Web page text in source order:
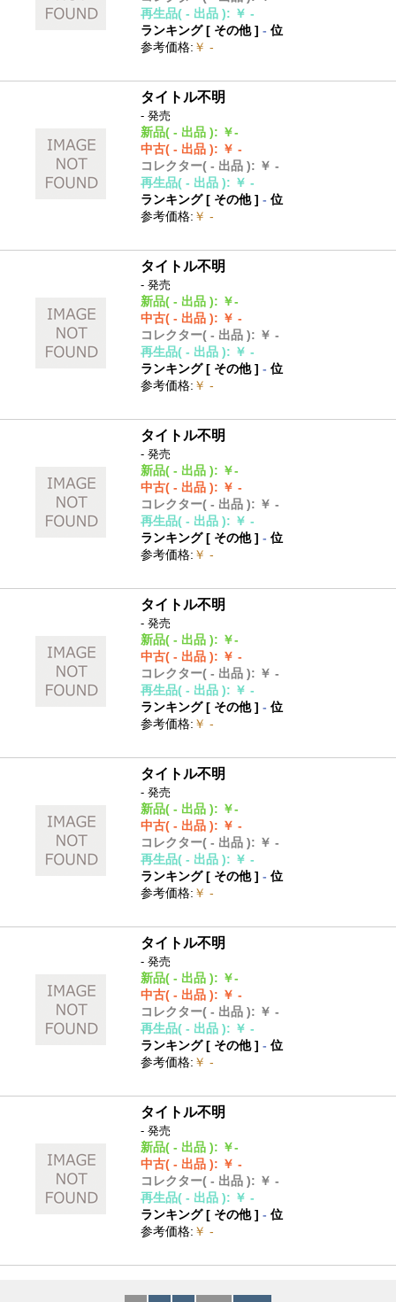
再生品( - 出品 ): ￥ -
ランキング [ その他]- 位
参考価格: ￥ -
タイトル不明
- 発売
新品( - 出品 ): ￥-
中古( - 出品 ): ￥ -
コレクター( - 出品 ): ￥ -
再生品( - 出品 ): ￥ -
ランキング [ その他]- 位
参考価格: ￥ -
タイトル不明
- 発売
新品( - 出品 ): ￥-
中古( - 出品 ): ￥ -
コレクター( - 出品 ): ￥ -
再生品( - 出品 ): ￥ -
ランキング [ その他]- 位
参考価格: ￥ -
タイトル不明
- 発売
新品( - 出品 ): ￥-
中古( - 出品 ): ￥ -
コレクター( - 出品 ): ￥ -
再生品( - 出品 ): ￥ -
ランキング [ その他]- 位
参考価格: ￥ -
タイトル不明
- 発売
新品( - 出品 ): ￥-
中古( - 出品 ): ￥ -
コレクター( - 出品 ): ￥ -
再生品( - 出品 ): ￥ -
ランキング [ その他]- 位
参考価格: ￥ -
タイトル不明
- 発売
新品( - 出品 ): ￥-
中古( - 出品 ): ￥ -
コレクター( - 出品 ): ￥ -
再生品( - 出品 ): ￥ -
ランキング [ その他]- 位
参考価格: ￥ -
タイトル不明
- 発売
新品( - 出品 ): ￥-
中古( - 出品 ): ￥ -
コレクター( - 出品 ): ￥ -
再生品( - 出品 ): ￥ -
ランキング [ その他]- 位
参考価格: ￥ -
タイトル不明
- 発売
新品( - 出品 ): ￥-
中古( - 出品 ): ￥ -
コレクター( - 出品 ): ￥ -
再生品( - 出品 ): ￥ -
ランキング [ その他]- 位
参考価格: ￥ -